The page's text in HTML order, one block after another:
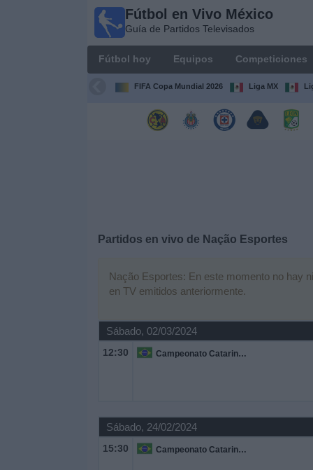
Fútbol en Vivo México
Guía de Partidos Televisados
Fútbol hoy Equipos Competiciones
FIFA Copa Mundial 2026 Liga MX
Partidos en vivo de Nação Esportes
Nação Esportes: En este momento no hay
en TV emitidos anteriormente.
Sábado, 02/03/2024
12:30 Campeonato Catarinense
Sábado, 24/02/2024
15:30 Campeonato Catarinense